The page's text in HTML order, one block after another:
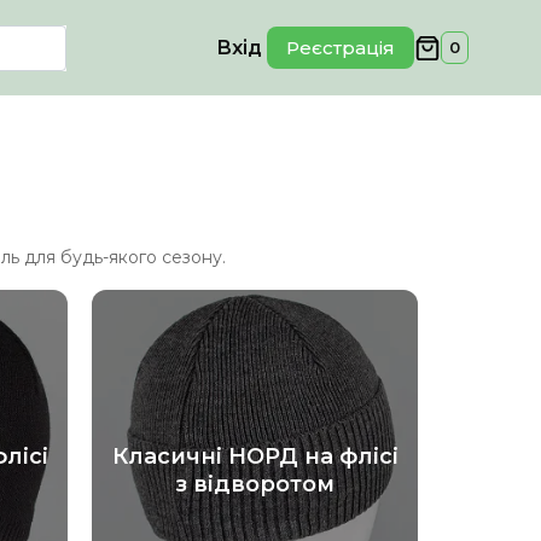
Вхід Реєстрація 0
для будь-якого сезону.
Класичні НОРД на флісі
з відворотом